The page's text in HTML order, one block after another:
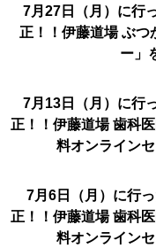
7月27日（月）に行
正！！伊藤道場 ぶ
ー」
7月13日（月）に行
正！！伊藤道場 歯
料オンライン
7月6日（月）に行
正！！伊藤道場 歯
料オンライン